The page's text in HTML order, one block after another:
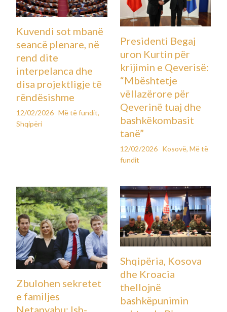
Kuvendi sot mbanë
seancë plenare, në
rend dite
interpelanca dhe
disa projektligje të
rëndësishme
12/02/2026 Më të fundit,
Shqipëri
Presidenti Begaj
uron Kurtin për
krijimin e Qeverisë:
“Mbështetje
vëllazërore për
Qeverinë tuaj dhe
bashkëkombasit
tanë”
12/02/2026 Kosovë, Më të
fundit
Zbulohen sekretet
e familjes
Netanyahu: Ish-
Shqipëria, Kosova
dhe Kroacia
thellojnë
bashkëpunimin